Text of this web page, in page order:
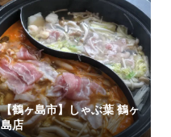
【鶴ヶ島市】しゃぶ葉 鶴ヶ
島店